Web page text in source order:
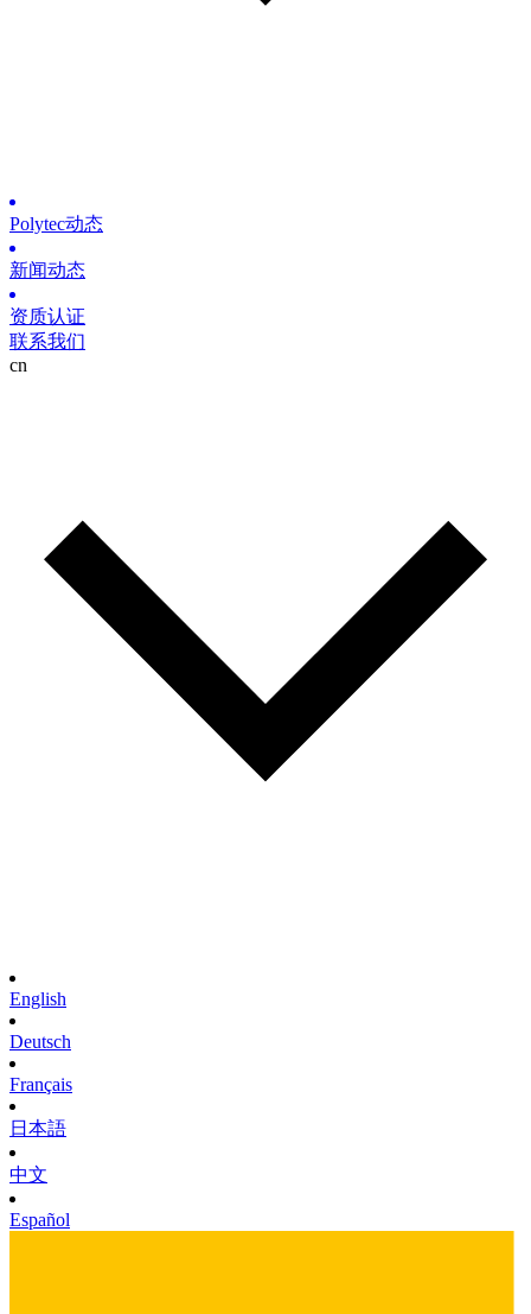
Polytec动态
新闻动态
资质认证
联系我们
cn
English
Deutsch
Français
日本語
中文
Español